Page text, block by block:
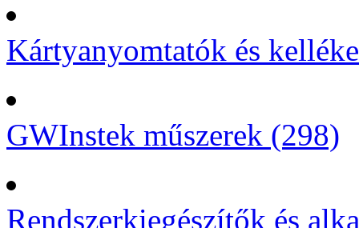
Kártyanyomtatók és
GWInstek műszerek (298)
Rendszerkiegészítők és